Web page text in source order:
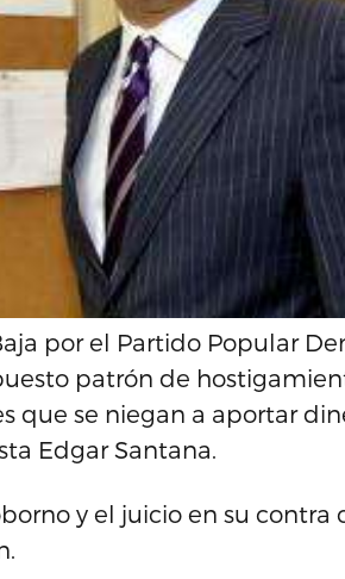
por el Partido Popular
patrón de
que se niegan a aportar
Edgar Santana.
y el juicio en su contra